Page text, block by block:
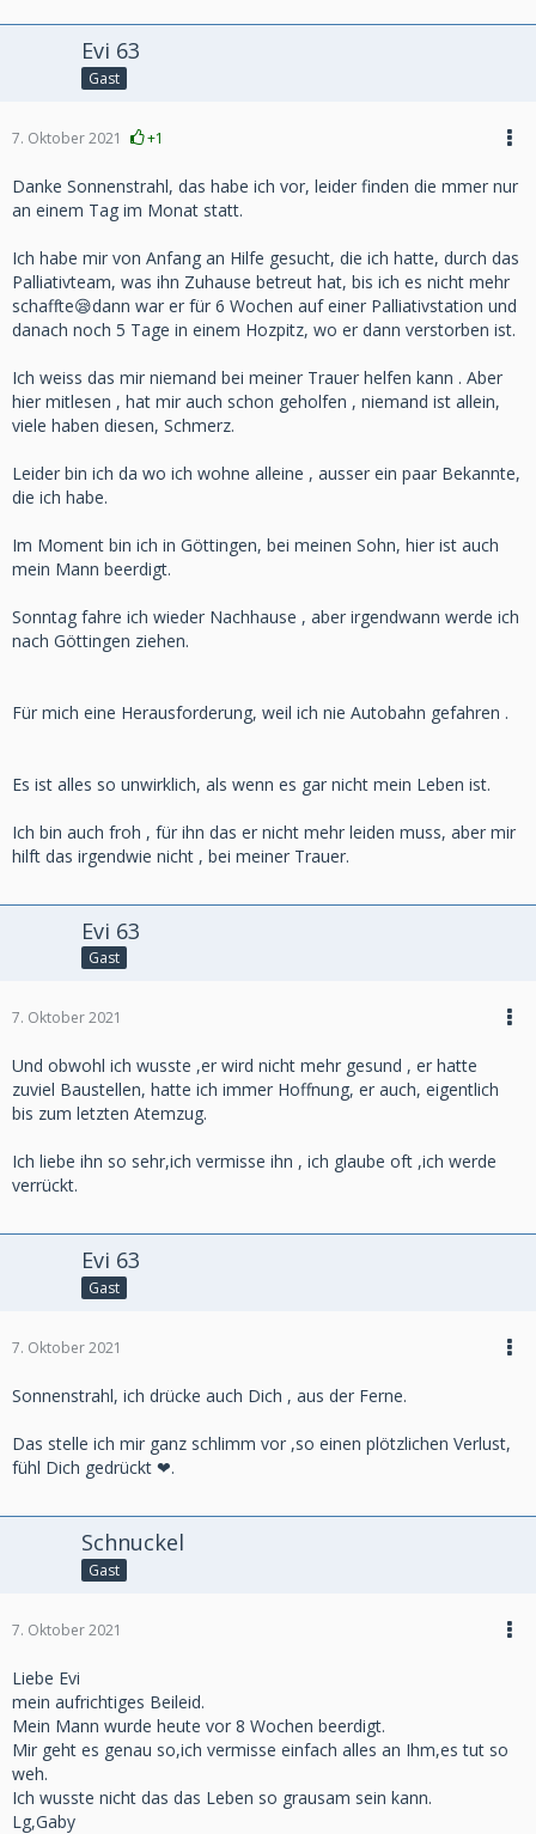
Evi 63
Gast
7. Oktober 2021 +1
Danke Sonnenstrahl, das habe ich vor, leider finden die mmer nur
an einem Tag im Monat statt.
Ich habe mir von Anfang an Hilfe gesucht, die ich hatte, durch das
Palliativteam, was ihn Zuhause betreut hat, bis ich es nicht mehr
schaffte😪dann war er für 6 Wochen auf einer Palliativstation und
danach noch 5 Tage in einem Hozpitz, wo er dann verstorben ist.
Ich weiss das mir niemand bei meiner Trauer helfen kann . Aber
hier mitlesen , hat mir auch schon geholfen , niemand ist allein,
viele haben diesen, Schmerz.
Leider bin ich da wo ich wohne alleine , ausser ein paar Bekannte,
die ich habe.
Im Moment bin ich in Göttingen, bei meinen Sohn, hier ist auch
mein Mann beerdigt.
Sonntag fahre ich wieder Nachhause , aber irgendwann werde ich
nach Göttingen ziehen.
Für mich eine Herausforderung, weil ich nie Autobahn gefahren .
Es ist alles so unwirklich, als wenn es gar nicht mein Leben ist.
Ich bin auch froh , für ihn das er nicht mehr leiden muss, aber mir
hilft das irgendwie nicht , bei meiner Trauer.
Evi 63
Gast
7. Oktober 2021
Und obwohl ich wusste ,er wird nicht mehr gesund , er hatte
zuviel Baustellen, hatte ich immer Hoffnung, er auch, eigentlich
bis zum letzten Atemzug.
Ich liebe ihn so sehr,ich vermisse ihn , ich glaube oft ,ich werde
verrückt.
Evi 63
Gast
7. Oktober 2021
Sonnenstrahl, ich drücke auch Dich , aus der Ferne.
Das stelle ich mir ganz schlimm vor ,so einen plötzlichen Verlust,
fühl Dich gedrückt ❤.
Schnuckel
Gast
7. Oktober 2021
Liebe Evi
mein aufrichtiges Beileid.
Mein Mann wurde heute vor 8 Wochen beerdigt.
Mir geht es genau so,ich vermisse einfach alles an Ihm,es tut so
weh.
Ich wusste nicht das das Leben so grausam sein kann.
Lg,Gaby